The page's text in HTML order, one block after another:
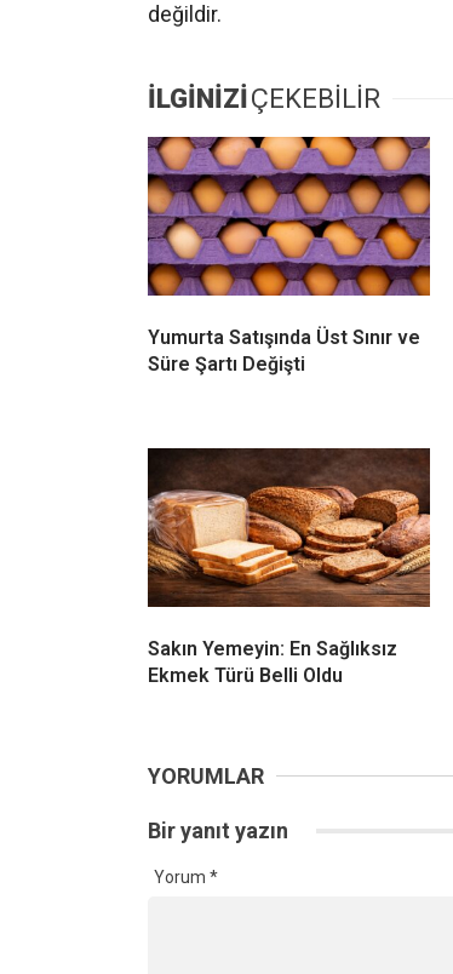
değildir.
İLGİNİZİÇEKEBİLİR
Yumurta Satışında Üst Sınır ve
Süre Şartı Değişti
Sakın Yemeyin: En Sağlıksız
Ekmek Türü Belli Oldu
YORUMLAR
Bir yanıt yazın
Yorum *